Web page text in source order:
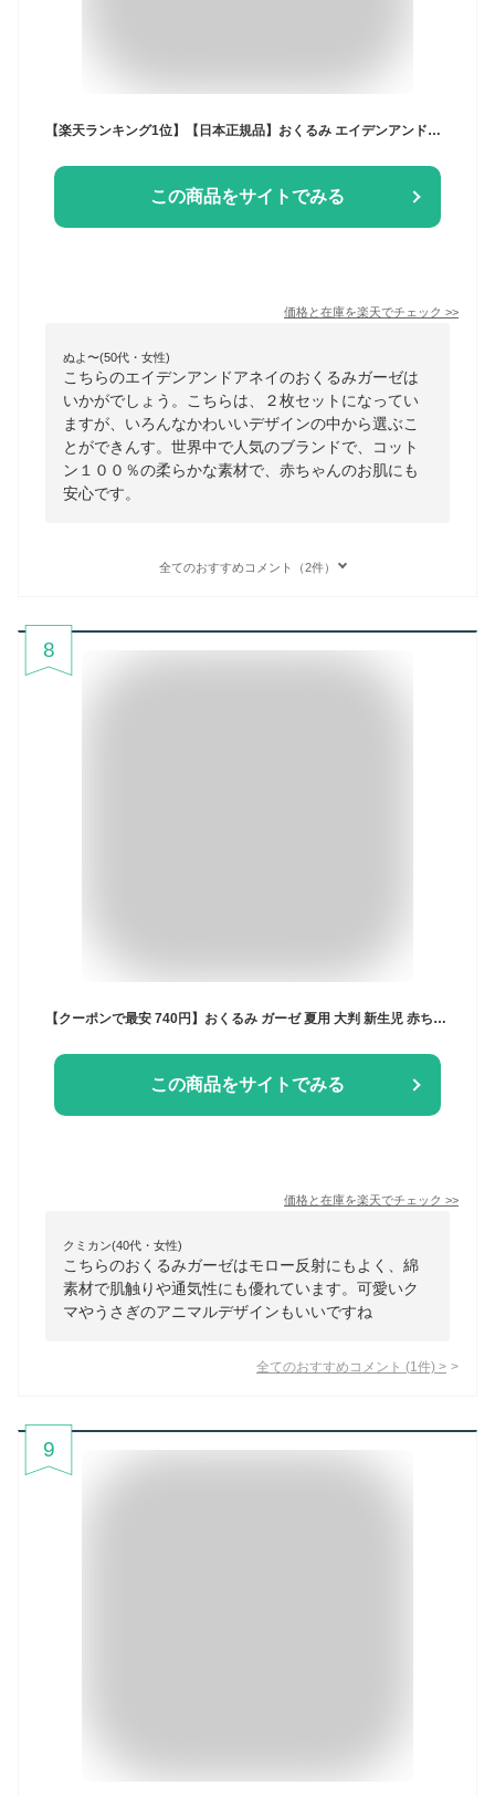
【楽天ランキング1位】【日本正規品】おくるみ エイデンアンドアネイ aden＋anais モスリンラップ 2枚セット おくるみガーゼ コットン ガーゼ スワドル ベビー 赤ちゃん ギフト 出産祝い 春夏 夏 やわらか おしゃれ かわいい 男の子 女の子
この商品をサイトでみる
価格と在庫を楽天でチェック >>
ぬよ〜(50代・女性)
こちらのエイデンアンドアネイのおくるみガーゼは
いかがでしょう。こちらは、２枚セットになってい
ますが、いろんなかわいいデザインの中から選ぶこ
とができんす。世界中で人気のブランドで、コット
ン１００％の柔らかな素材で、赤ちゃんのお肌にも
安心です。
全てのおすすめコメント（2件）
8
【クーポンで最安 740円】おくるみ ガーゼ 夏用 大判 新生児 赤ちゃん 退院 通年 モロー反射 ガーゼケット ベビー お昼寝ケット 速乾 通気性 綿 コットン ブランケット くま うさぎ おしゃれ かわいい 出産準備 退院用 女の子 男の子 ギフト プレゼント
この商品をサイトでみる
価格と在庫を楽天でチェック >>
クミカン(40代・女性)
こちらのおくるみガーゼはモロー反射にもよく、綿
素材で肌触りや通気性にも優れています。可愛いク
マやうさぎのアニマルデザインもいいですね
全てのおすすめコメント (1 件) >
9